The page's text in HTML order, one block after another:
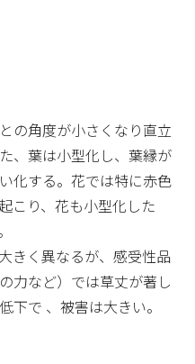
の角度が小さくなり直立
、葉は小型化し、葉縁が
化する。花では特に赤色
こり、花も小型化した
きく異なるが、感受性品
力など）では草丈が著し
下で 、被害は大きい。